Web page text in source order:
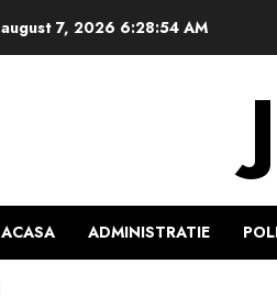
august 7, 2026 6:28:55 AM
ACASA ADMINISTRATIE